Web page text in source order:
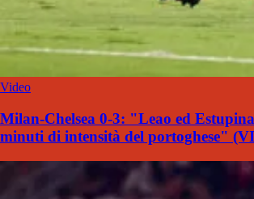
Video
Milan-Chelsea 0-3: "Leao ed
minuti di intensità del portoghese"